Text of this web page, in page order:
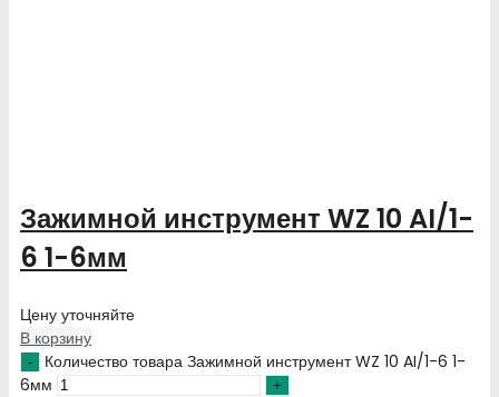
Зажимной инструмент WZ 10 AI/1-
6 1-6мм
Цену уточняйте
В корзину
Количество товара Зажимной инструмент WZ 10 AI/1-6 1-
6мм